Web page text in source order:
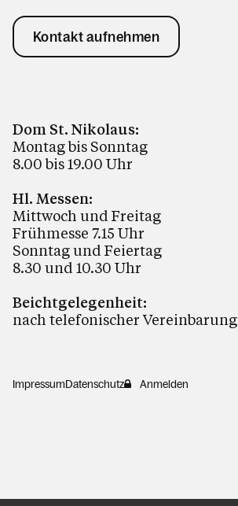
Kontakt aufnehmen
Dom St. Nikolaus:
Montag bis Sonntag
8.00 bis 19.00 Uhr
Hl. Messen:
Mittwoch und Freitag
Frühmesse 7.15 Uhr
Sonntag und Feiertag
8.30 und 10.30 Uhr
Beichtgelegenheit:
nach telefonischer Vereinbarung
ImpressumDatenschutz Anmelden